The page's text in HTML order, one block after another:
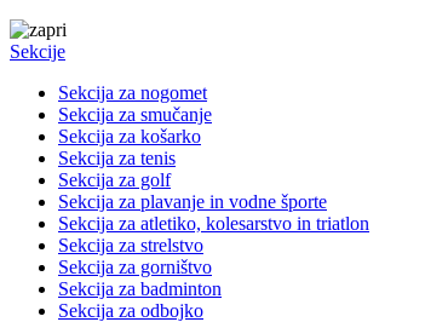
Sekcije
Sekcija za nogomet
Sekcija za smučanje
Sekcija za košarko
Sekcija za tenis
Sekcija za golf
Sekcija za plavanje in vodne športe
Sekcija za atletiko, kolesarstvo in triatlon
Sekcija za strelstvo
Sekcija za gorništvo
Sekcija za badminton
Sekcija za odbojko